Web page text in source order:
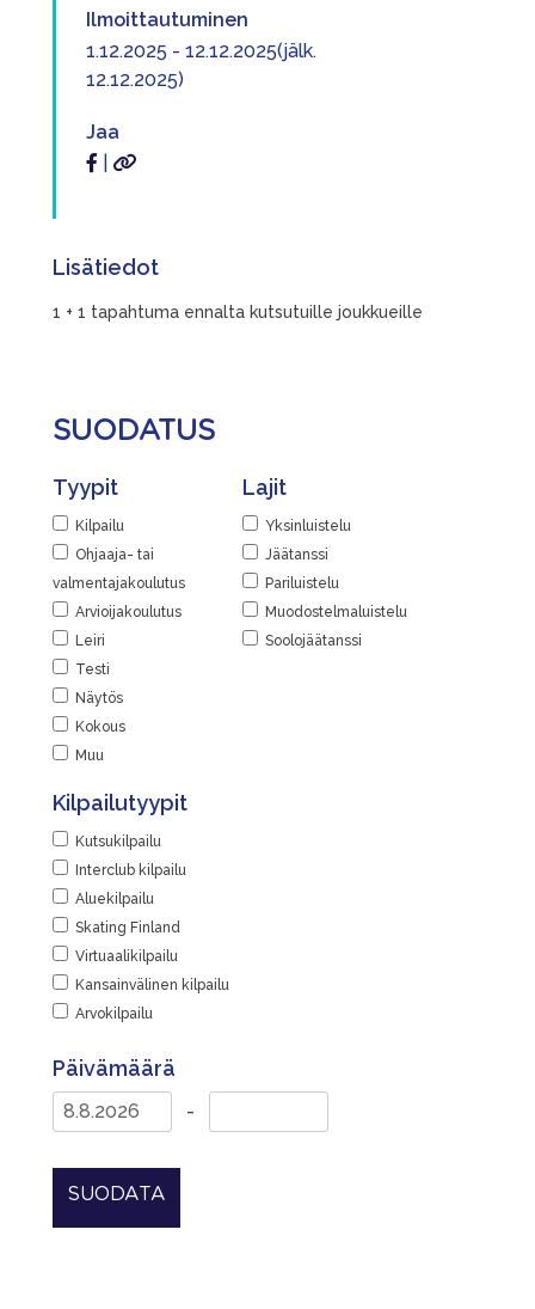
Ilmoittautuminen
1.12.2025 - 12.12.2025(jälk.
12.12.2025)
Jaa
Lisätiedot
1 + 1 tapahtuma ennalta kutsutuille joukkueille
SUODATUS
Tyypit
Kilpailu
Ohjaaja- tai
valmentajakoulutus
Arvioijakoulutus
Leiri
Testi
Näytös
Kokous
Muu
Lajit
Yksinluistelu
Jäätanssi
Pariluistelu
Muodostelmaluistelu
Soolojäätanssi
Kilpailutyypit
Kutsukilpailu
Interclub kilpailu
Aluekilpailu
Skating Finland
Virtuaalikilpailu
Kansainvälinen kilpailu
Arvokilpailu
Päivämäärä
-
SUODATA